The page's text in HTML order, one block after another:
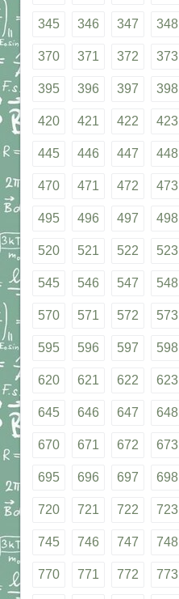
345 346 347 348
370 371 372 373
395 396 397 398
420 421 422 423
445 446 447 448
470 471 472 473
495 496 497 498
520 521 522 523
545 546 547 548
570 571 572 573
595 596 597 598
620 621 622 623
645 646 647 648
670 671 672 673
695 696 697 698
720 721 722 723
745 746 747 748
770 771 772 773